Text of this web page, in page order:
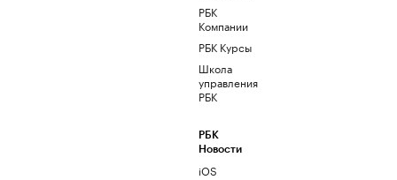
РБК
Компании
РБК Курсы
Школа
управления
РБК
РБК
Новости
iOS